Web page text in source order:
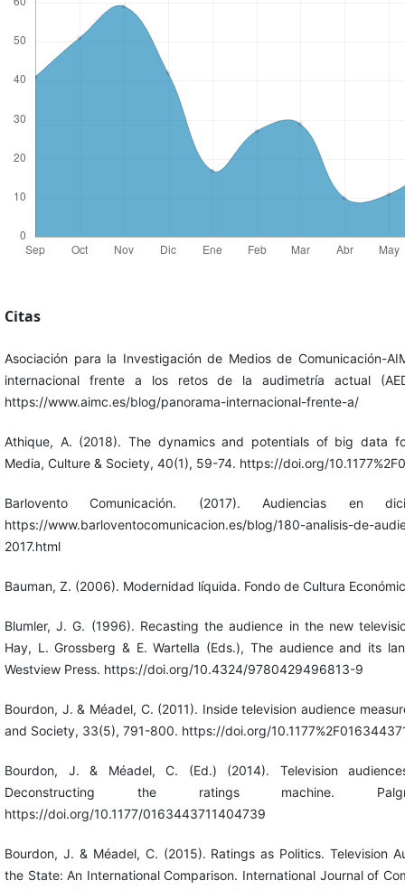
Citas
Asociación para la Investigación de Medios de Comunicación-
internacional frente a los retos de la audimetría actual
https://www.aimc.es/blog/panorama-internacional-frente-a/
Athique, A. (2018). The dynamics and potentials of big data
Media, Culture & Society, 40(1), 59-74. https://doi.org/
Barlovento Comunicación. (2017). Audiencias en
https://www.barloventocomunicacion.es/blog/180-analisis-de-
2017.html
Bauman, Z. (2006). Modernidad líquida. Fondo de Cultura
Blumler, J. G. (1996). Recasting the audience in the new
Hay, L. Grossberg & E. Wartella (Eds.), The audience and its
Westview Press. https://doi.org/10.4324/9780429496813-9
Bourdon, J. & Méadel, C. (2011). Inside television audience
and Society, 33(5), 791-800. https://doi.org/
Bourdon, J. & Méadel, C. (Ed.) (2014). Television
Deconstructing the ratings machine.
https://doi.org/10.1177/0163443711404739
Bourdon, J. & Méadel, C. (2015). Ratings as Politics. Television
the State: An International Comparison. International Journal of